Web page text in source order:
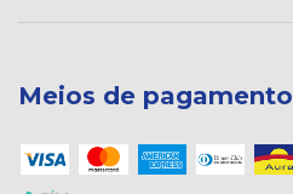
Meios de pagamento